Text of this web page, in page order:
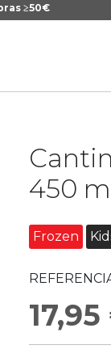
≥50€
450
Frozen
galería
imágenes